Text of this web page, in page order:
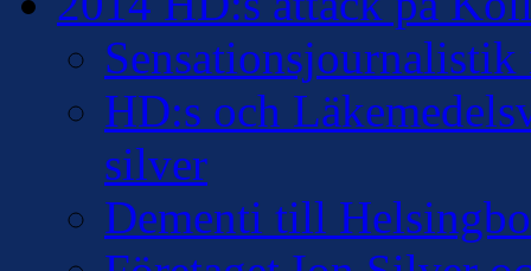
HD:s och
silver
Dementi till